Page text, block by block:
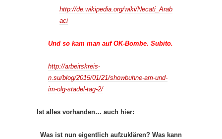
http://de.wikipedia.org/wiki/Necati_Arab
aci
Und so kam man auf OK-Bombe. Subito.
http://arbeitskreis-
n.su/blog/2015/01/21/showbuhne-am-und-
im-olg-stadel-tag-2/
Ist alles vorhanden… auch hier:
Was ist nun eigentlich aufzuklären? Was kann